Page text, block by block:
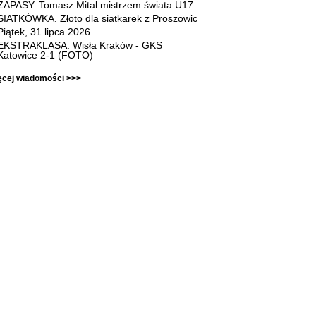
Tomasz Mital mistrzem świata U17
Złoto dla siatkarek z Proszowic
31 lipca 2026
Wisła Kraków - GKS
2-1 (FOTO)
wiadomości >>>